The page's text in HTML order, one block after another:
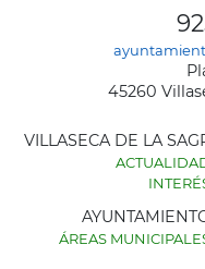
45260
AYUNTAMIENTO
VILLASECA DE LA
ÁREAS